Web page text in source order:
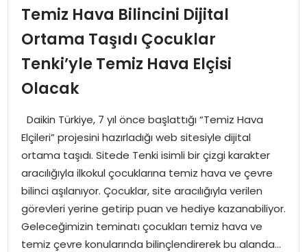
EĞITIM
EKONOMI
MAGAZIN
DÜNYA
OTOMOBIL
Temiz Hava Bilincini Dijital
Ortama Taşıdı Çocuklar
Tenki’yle Temiz Hava Elçisi
Olacak
Daikin Türkiye, 7 yıl önce başlattığı “Temiz Hava
Elçileri” projesini hazırladığı web sitesiyle dijital
ortama taşıdı. Sitede Tenki isimli bir çizgi karakter
aracılığıyla ilkokul çocuklarına temiz hava ve çevre
bilinci aşılanıyor. Çocuklar, site aracılığıyla verilen
görevleri yerine getirip puan ve hediye kazanabiliyor.
Geleceğimizin teminatı çocukları temiz hava ve
temiz çevre konularında bilinçlendirerek bu alanda…